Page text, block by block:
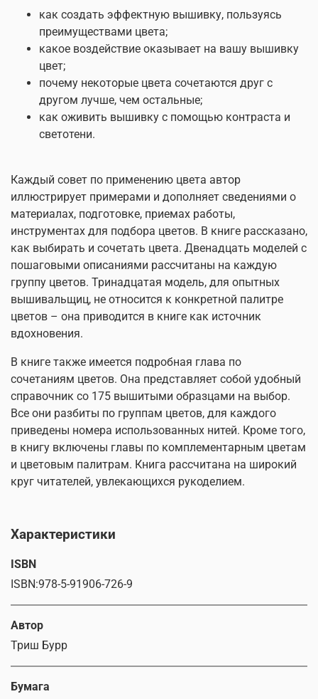
как создать эффектную вышивку, пользуясь
преимуществами цвета;
какое воздействие оказывает на вашу вышивку
цвет;
почему некоторые цвета сочетаются друг с
другом лучше, чем остальные;
как оживить вышивку с помощью контраста и
светотени.
Каждый совет по применению цвета автор
иллюстрирует примерами и дополняет сведениями о
материалах, подготовке, приемах работы,
инструментах для подбора цветов. В книге рассказано,
как выбирать и сочетать цвета. Двенадцать моделей с
пошаговыми описаниями рассчитаны на каждую
группу цветов. Тринадцатая модель, для опытных
вышивальщиц, не относится к конкретной палитре
цветов – она приводится в книге как источник
вдохновения.
В книге также имеется подробная глава по
сочетаниям цветов. Она представляет собой удобный
справочник со 175 вышитыми образцами на выбор.
Все они разбиты по группам цветов, для каждого
приведены номера использованных нитей. Кроме того,
в книгу включены главы по комплементарным цветам
и цветовым палитрам. Книга рассчитана на широкий
круг читателей, увлекающихся рукоделием.
Характеристики
ISBN
ISBN:978-5-91906-726-9
Автор
Триш Бурр
Бумага